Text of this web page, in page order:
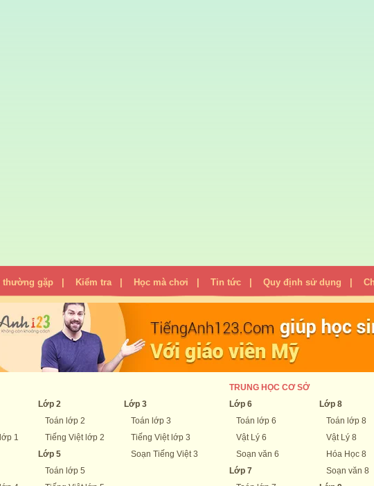
thường gặp Kiểm tra| Học mà chơi Tin tức Quy định sử dụng
1
Lớp 2
Toán lớp 2
Tiếng Việt lớp 2
Lớp 5
Toán lớp 5
Lớp 3
Toán lớp 3
Tiếng Việt lớp 3
Soạn Tiếng Việt 3
TRUNG HỌC CƠ SỞ
Lớp 6
Toán lớp 6
Vật Lý 6
Soạn văn 6
Lớp 7
Lớp 8
Toán lớp 8
Vật Lý 8
Hóa Học 8
Soạn văn 8